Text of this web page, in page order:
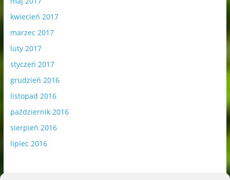
kwiecień 2017
marzec 2017
luty 2017
styczeń 2017
grudzień 2016
listopad 2016
październik 2016
sierpień 2016
lipiec 2016